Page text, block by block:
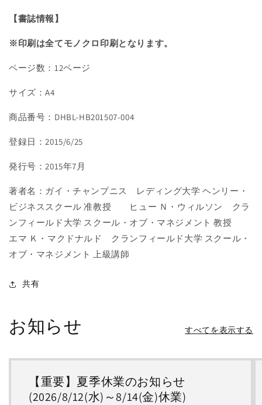
減
す
す
【書誌情報】
※印刷は全てモノクロ印刷となります。
ページ数：12ページ
サイズ：A4
商品番号：DHBL-HB201507-004
登録日：2015/6/25
発行号：2015年7月
著者名：ガイ・チャンプニス レディング大学 ヘンリー・
ビジネススクール 准教授 ヒュー Ｎ・ウィルソン クラ
ンフィールド大学 スクール・オブ・マネジメント 教授
エマ Ｋ・マクドナルド クランフィールド大学 スクール・
オブ・マネジメント 上級講師
共有
お知らせ すべてを表示する
【重要】夏季休業のお知らせ
(2026/8/12(水)～8/14(金)休業)